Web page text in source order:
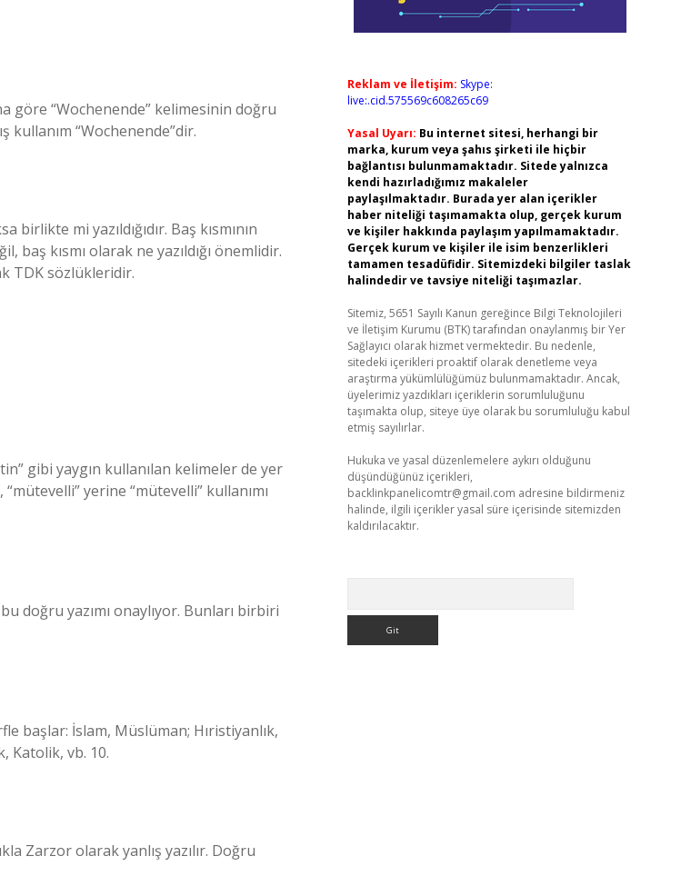
göre “Wochenende” kelimesinin doğru
kullanım “Wochenende”dir.
mi yazıldığıdır. Baş kısmının
baş kısmı olarak ne yazıldığı önemlidir.
TDK sözlükleridir.
gibi yaygın kullanılan kelimeler de yer
yerine “mütevelli” kullanımı
doğru yazımı onaylıyor. Bunları birbiri
başlar: İslam, Müslüman; Hıristiyanlık,
Katolik, vb. 10.
Zarzor olarak yanlış yazılır. Doğru
Reklam ve İletişim: Skype:
live:.cid.575569c608265c69
Yasal Uyarı: Bu internet sitesi, herhangi bir
marka, kurum veya şahıs şirketi ile hiçbir
bağlantısı bulunmamaktadır. Sitede yalnızca
kendi hazırladığımız makaleler
paylaşılmaktadır. Burada yer alan içerikler
haber niteliği taşımamakta olup, gerçek kurum
ve kişiler hakkında paylaşım yapılmamaktadır.
Gerçek kurum ve kişiler ile isim benzerlikleri
tamamen tesadüfidir. Sitemizdeki bilgiler taslak
halindedir ve tavsiye niteliği taşımazlar.
Sitemiz, 5651 Sayılı Kanun gereğince Bilgi Teknolojileri
ve İletişim Kurumu (BTK) tarafından onaylanmış bir Yer
Sağlayıcı olarak hizmet vermektedir. Bu nedenle,
sitedeki içerikleri proaktif olarak denetleme veya
araştırma yükümlülüğümüz bulunmamaktadır. Ancak,
üyelerimiz yazdıkları içeriklerin sorumluluğunu
taşımakta olup, siteye üye olarak bu sorumluluğu kabul
etmiş sayılırlar.
Hukuka ve yasal düzenlemelere aykırı olduğunu
düşündüğünüz içerikleri,
backlinkpanelicomtr@gmail.com adresine bildirmeniz
halinde, ilgili içerikler yasal süre içerisinde sitemizden
kaldırılacaktır.